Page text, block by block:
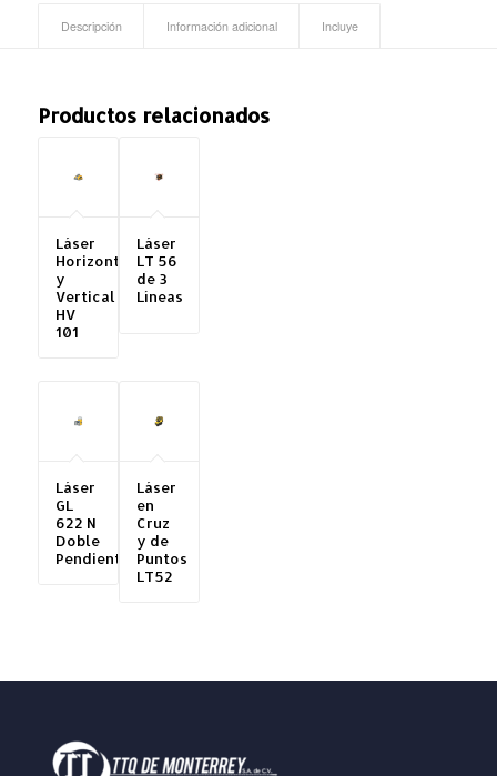
Descripción Información adicional Incluye
Productos relacionados
Láser
Horizontal
y
Vertical
HV
101
Láser
LT 56
de 3
Líneas
Láser
GL
622 N
Doble
Pendiente
Láser
en
Cruz
y de
Puntos
LT52